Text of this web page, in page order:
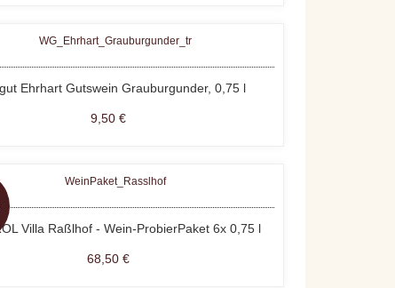
Ehrhart Gutswein Grauburgunder, 0,75 l
9,50 €
Villa Raßlhof - Wein-ProbierPaket 6x 0,75 l
68,50 €